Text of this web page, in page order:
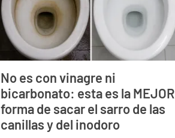
No es con vinagre ni
bicarbonato: esta es la MEJOR
forma de sacar el sarro de las
canillas y del inodoro